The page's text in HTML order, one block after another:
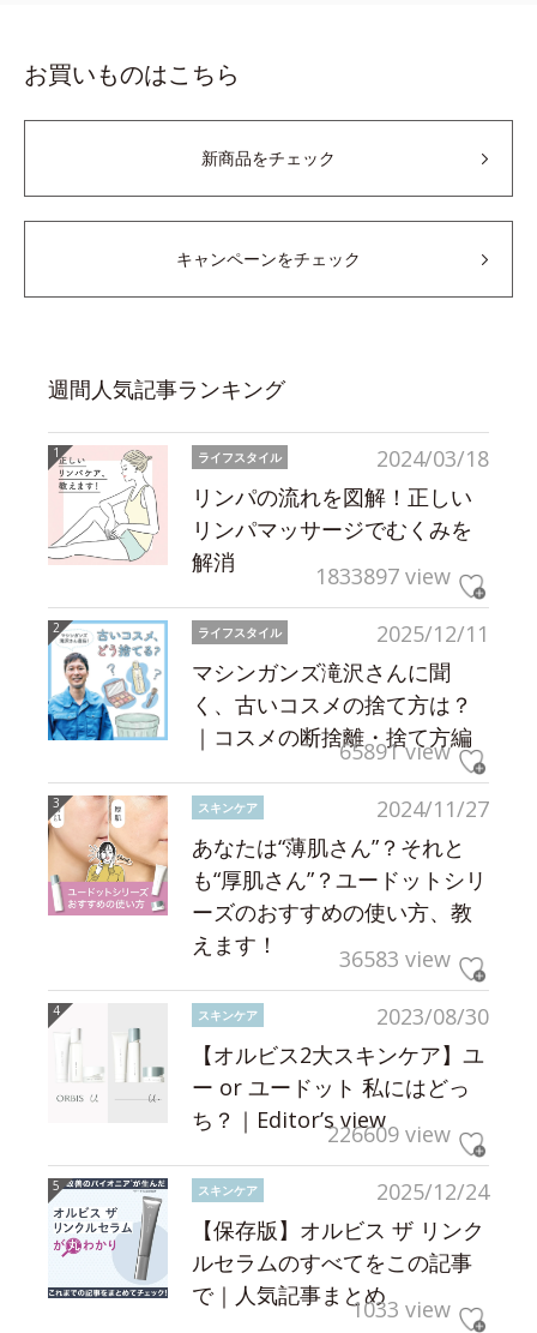
お買いものはこちら
新商品をチェック
キャンペーンをチェック
週間人気記事ランキング
2024/03/18
ライフスタイル
リンパの流れを図解！正しい
リンパマッサージでむくみを
解消
1833897 view
2025/12/11
ライフスタイル
マシンガンズ滝沢さんに聞
く、古いコスメの捨て方は？
｜コスメの断捨離・捨て方編
65891 view
2024/11/27
スキンケア
あなたは“薄肌さん”？それと
も“厚肌さん”？ユードットシリ
ーズのおすすめの使い方、教
えます！
36583 view
2023/08/30
スキンケア
【オルビス2大スキンケア】ユ
ー or ユードット 私にはどっ
ち？｜Editor’s view226609 view
2025/12/24
スキンケア
【保存版】オルビス ザ リンク
ルセラムのすべてをこの記事
で｜人気記事まとめ1033 view